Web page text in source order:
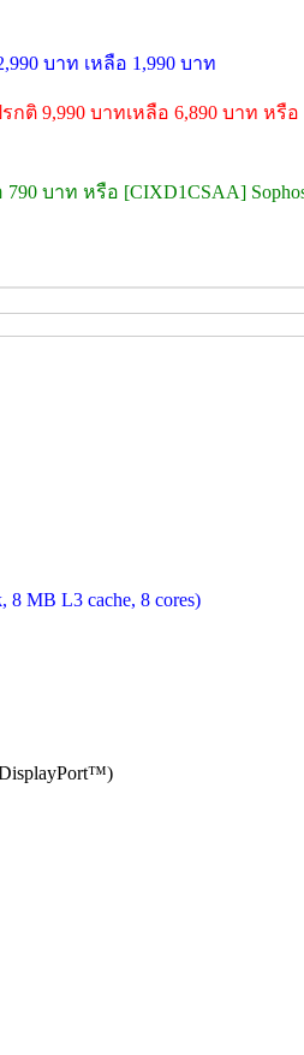
บาท เหลือ 1,990 บาท
กติ 9,990 บาทเหลือ 6,890 บาท ห
บาท หรือ [CIXD1CSAA]
8 MB L3 cache, 8 cores)
DisplayPort™)